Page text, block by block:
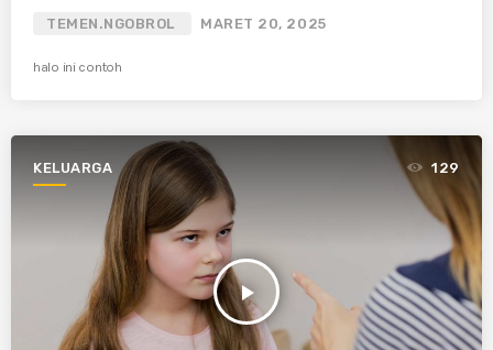
TEMEN.NGOBROL MARET 20, 2025
halo ini contoh
KELUARGA
play_arrow
129